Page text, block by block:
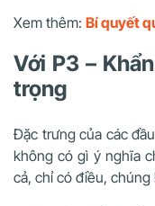
Xem thêm: Bí quyết
Với P3 –
trọng
Đặc trưng của các
không có gì ý nghĩa
cả, chỉ có điều, chúng